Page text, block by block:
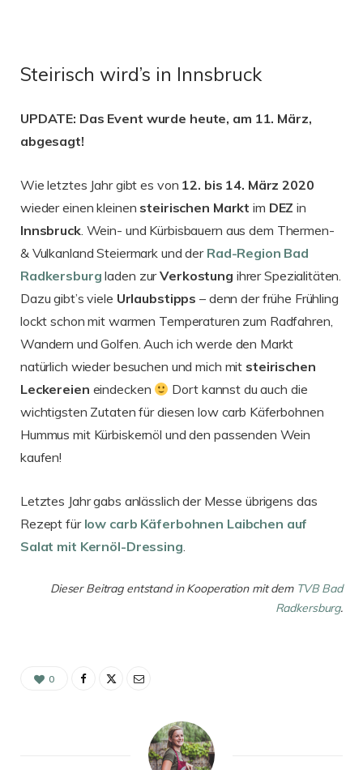
Steirisch wird’s in Innsbruck
UPDATE: Das Event wurde heute, am 11. März,
abgesagt!
Wie letztes Jahr gibt es von 12. bis 14. März 2020
wieder einen kleinen steirischen Markt im DEZ in
Innsbruck. Wein- und Kürbisbauern aus dem Thermen-
& Vulkanland Steiermark und der Rad-Region Bad
Radkersburg laden zurVerkostung ihrer Spezialitäten.
Dazu gibt’s viele Urlaubstipps– denn der frühe Frühling
lockt schon mit warmen Temperaturen zum Radfahren,
Wandern und Golfen. Auch ich werde den Markt
natürlich wieder besuchen und mich mit steirischen
Leckereien eindecken
Dort kannst du auch die
wichtigsten Zutaten für diesen low carb Käferbohnen
Hummus mit Kürbiskernöl und den passenden Wein
kaufen!
Letztes Jahr gabs anlässlich der Messe übrigens das
Rezept für low carb Käferbohnen Laibchen auf
Salat mit Kernöl-Dressing.
Dieser Beitrag entstand in Kooperation mit dem TVB Bad
Radkersburg.
0